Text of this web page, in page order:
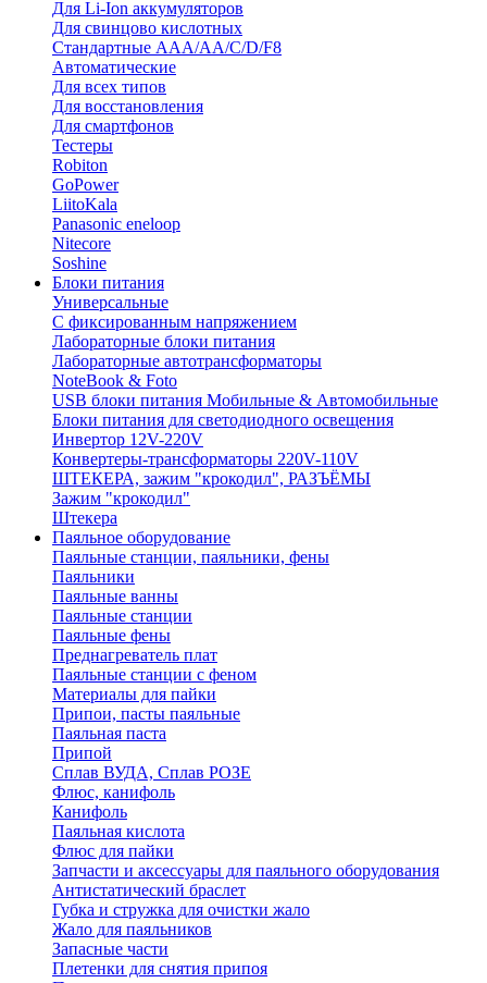
Для Li-Ion аккумуляторов
Для свинцово кислотных
Стандартные ААА/АА/С/D/F8
Автоматические
Для всех типов
Для восстановления
Для смартфонов
Тестеры
Robiton
GoPower
LiitoKala
Panasonic eneloop
Nitecore
Soshine
Блоки питания
Универсальные
C фиксированным напряжением
Лабораторные блоки питания
Лабораторные автотрансформаторы
NoteBook & Foto
USB блоки питания Мобильные & Автомобильные
Блоки питания для светодиодного освещения
Инвертор 12V-220V
Конвертеры-трансформаторы 220V-110V
ШТЕКЕРА, зажим "крокодил", РАЗЪЁМЫ
Зажим "крокодил"
Штекера
Паяльное оборудование
Паяльные станции, паяльники, фены
Паяльники
Паяльные ванны
Паяльные станции
Паяльные фены
Преднагреватель плат
Паяльные станции с феном
Материалы для пайки
Припои, пасты паяльные
Паяльная паста
Припой
Сплав ВУДА, Сплав РОЗЕ
Флюс, канифоль
Канифоль
Паяльная кислота
Флюс для пайки
Запчасти и аксессуары для паяльного оборудования
Антистатический браслет
Губка и стружка для очистки жало
Жало для паяльников
Запасные части
Плетенки для снятия припоя